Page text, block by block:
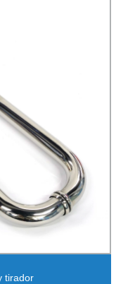
tirador